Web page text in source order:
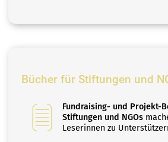
Bücher für Stiftungen und
Fundraising- und Projekt-
Stiftungen und NGOs
Leserinnen zu